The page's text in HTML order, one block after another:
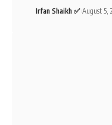
Irfan Shaikh ✅ August 5,